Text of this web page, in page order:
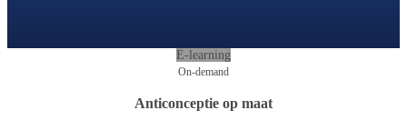
E-learning
On-demand
Anticonceptie op maat